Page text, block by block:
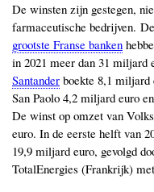
De winsten zijn gestegen,
farmaceutische bedrijven.
grootste Franse banken
in 2021 meer dan 31 miljard
Santander boekte 8,1 miljard
San Paolo 4,2 miljard euro
De winst op omzet van
euro. In de eerste helft van
19,9 miljard euro, gevolgd
TotalEnergies (Frankrijk)